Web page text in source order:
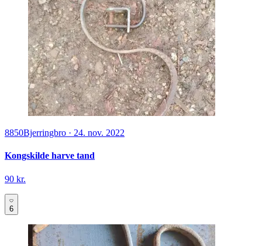
8850Bjerringbro · 24. nov. 2022
Kongskilde harve tand
90 kr.
6